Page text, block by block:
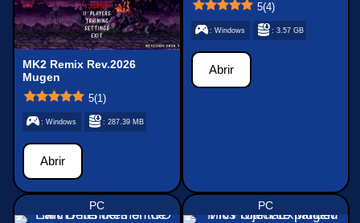
MK2 Remix Rev.2026
Mugen
5(1)
: Windows : 287.39 MB
Abrir
5(4)
: Windows : 3.57 GB
Abrir
PC PC